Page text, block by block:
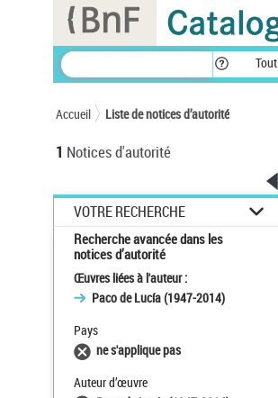
Tout
Accueil Liste de notices d’autorité
1 Notices d'autorité
VOTRE RECHERCHE
Recherche avancée dans les
notices d’autorité
Œuvres liées à l'auteur :
Paco de Lucía (1947-2014)
Pays
ne s'applique pas
Auteur d’œuvre
Panneau de gestion des cookies